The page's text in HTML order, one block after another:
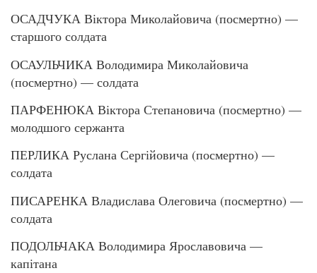
ОСАДЧУКА Віктора Миколайовича (посмертно) —
старшого солдата
ОСАУЛЬЧИКА Володимира Миколайовича
(посмертно) — солдата
ПАРФЕНЮКА Віктора Степановича (посмертно) —
молодшого сержанта
ПЕРЛИКА Руслана Сергійовича (посмертно) —
солдата
ПИСАРЕНКА Владислава Олеговича (посмертно) —
солдата
ПОДОЛЬЧАКА Володимира Ярославовича —
капітана